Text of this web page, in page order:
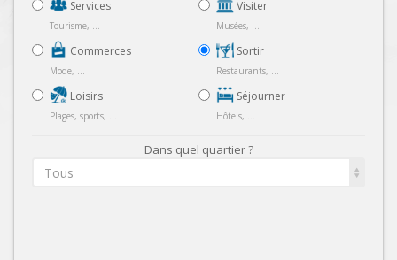
Services
Tourisme, ...
Commerces
Mode, ...
Loisirs
Plages, sports, ...
Visiter
Musées, ...
Sortir
Restaurants, ...
Séjourner
Hôtels, ...
Dans quel quartier ?
Tous